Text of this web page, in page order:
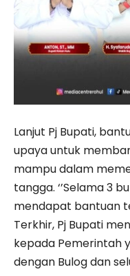
Lanjut Pj Bupati,
upaya untuk
mampu dalam
tangga. ‘’Selama 3
mendapat bantuan
Terkhir, Pj Bupati
kepada Pemerintah
dengan Bulog dan